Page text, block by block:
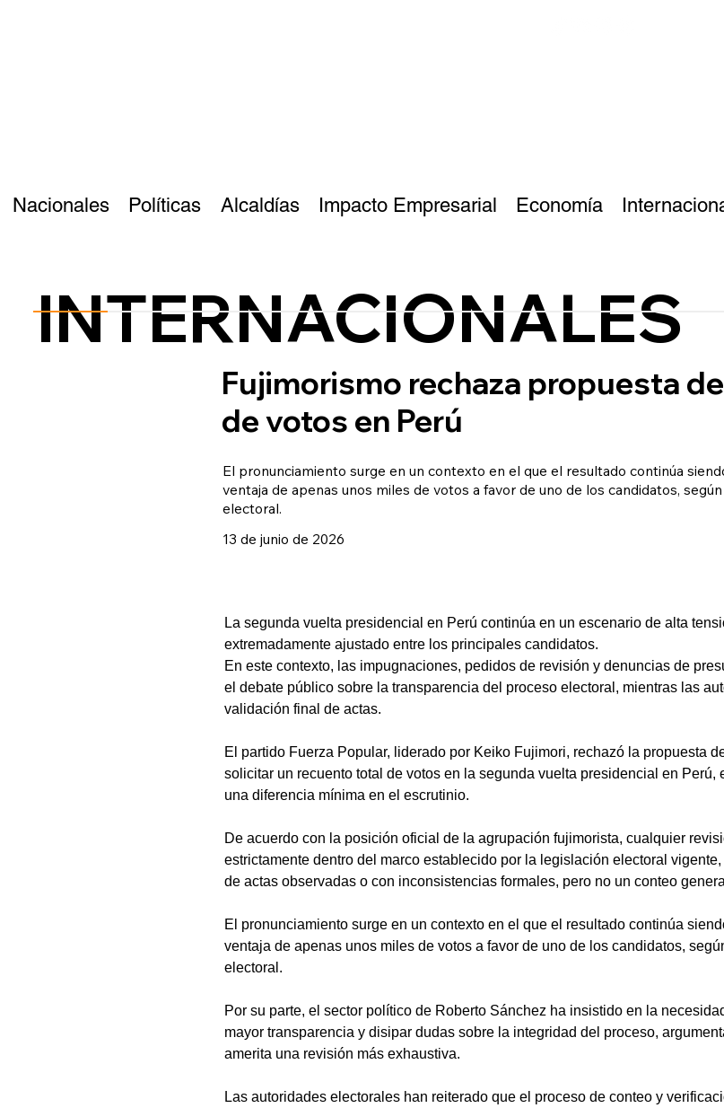
Nacionales Políticas Alcaldías Impacto Empresarial Economía
INTERNACIONALES
Fujimorismo rechaza propuesta
de votos en Perú
El pronunciamiento surge en un contexto en el que el resultado continúa
ventaja de apenas unos miles de votos a favor de uno de los candidatos,
electoral.
13 de junio de 2026
La segunda vuelta presidencial en Perú continúa en un escenario de alta
extremadamente ajustado entre los principales candidatos.
En este contexto, las impugnaciones, pedidos de revisión y denuncias de
el debate público sobre la transparencia del proceso electoral, mientras las
validación final de actas.
El partido Fuerza Popular, liderado por Keiko Fujimori, rechazó la propuesta
solicitar un recuento total de votos en la segunda vuelta presidencial en
una diferencia mínima en el escrutinio.
De acuerdo con la posición oficial de la agrupación fujimorista, cualquier
estrictamente dentro del marco establecido por la legislación electoral
de actas observadas o con inconsistencias formales, pero no un conteo
El pronunciamiento surge en un contexto en el que el resultado continúa
ventaja de apenas unos miles de votos a favor de uno de los candidatos,
electoral.
Por su parte, el sector político de Roberto Sánchez ha insistido en la
mayor transparencia y disipar dudas sobre la integridad del proceso,
amerita una revisión más exhaustiva.
Las autoridades electorales han reiterado que el proceso de conteo y